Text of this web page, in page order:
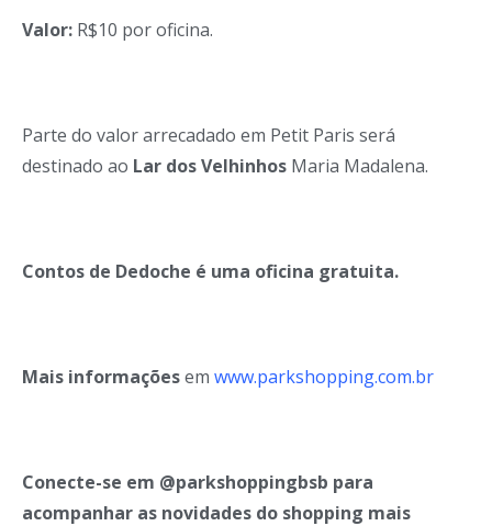
Valor: R$10 por oficina.
Parte do valor arrecadado em Petit Paris será
destinado ao Lar dos Velhinhos Maria Madalena.
Contos de Dedoche é uma oficina gratuita.
Mais informaçõesem www.parkshopping.com.br
Conecte-se em @parkshoppingbsb para
acompanhar as novidades do shopping mais